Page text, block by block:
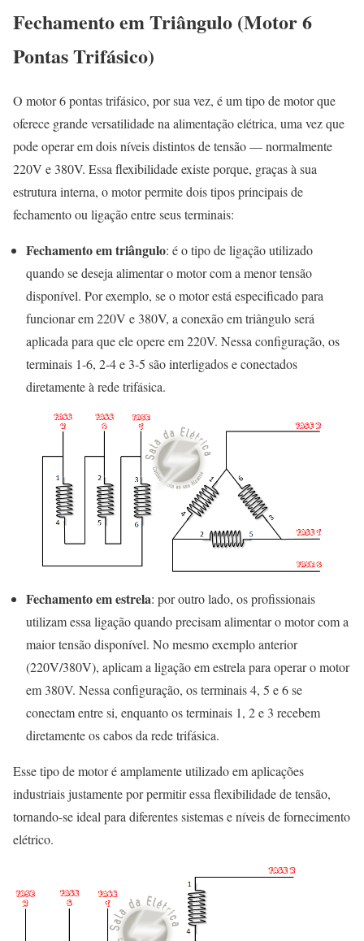
Fechamento em Triângulo (Motor 6
Pontas Trifásico)
O motor 6 pontas trifásico, por sua vez, é um tipo de motor que
oferece grande versatilidade na alimentação elétrica, uma vez que
pode operar em dois níveis distintos de tensão — normalmente
220V e 380V. Essa flexibilidade existe porque, graças à sua
estrutura interna, o motor permite dois tipos principais de
fechamento ou ligação entre seus terminais:
Fechamento em triângulo: é o tipo de ligação utilizado
quando se deseja alimentar o motor com a menor tensão
disponível. Por exemplo, se o motor está especificado para
funcionar em 220V e 380V, a conexão em triângulo será
aplicada para que ele opere em 220V. Nessa configuração, os
terminais 1-6, 2-4 e 3-5 são interligados e conectados
diretamente à rede trifásica.
Fechamento em estrela: por outro lado, os profissionais
utilizam essa ligação quando precisam alimentar o motor com a
maior tensão disponível. No mesmo exemplo anterior
(220V/380V), aplicam a ligação em estrela para operar o motor
em 380V. Nessa configuração, os terminais 4, 5 e 6 se
conectam entre si, enquanto os terminais 1, 2 e 3 recebem
diretamente os cabos da rede trifásica.
Esse tipo de motor é amplamente utilizado em aplicações
industriais justamente por permitir essa flexibilidade de tensão,
tornando-se ideal para diferentes sistemas e níveis de fornecimento
elétrico.